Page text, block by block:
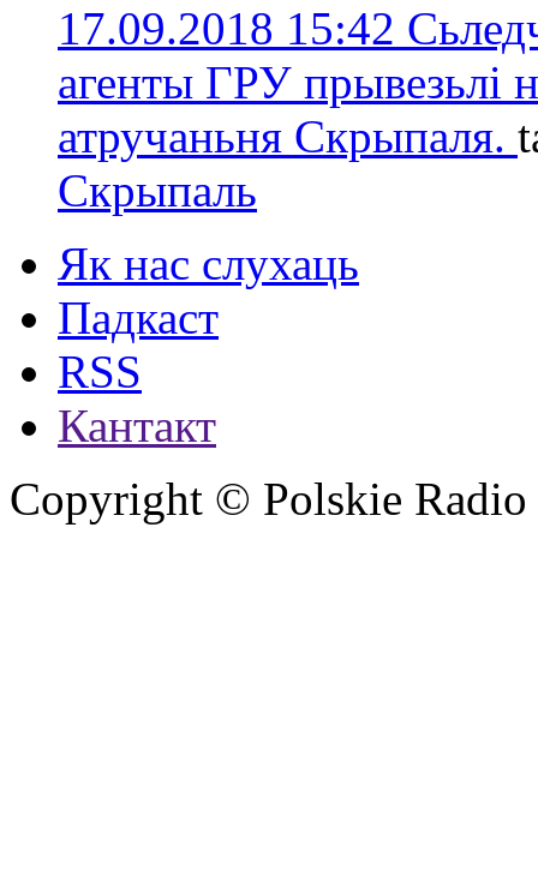
17.09.2018 15:42
агенты ГРУ прывезьлі
атручаньня Скрыпаля.
Скрыпаль
Як нас слухаць
Падкаст
RSS
Кантакт
Copyright © Polskie